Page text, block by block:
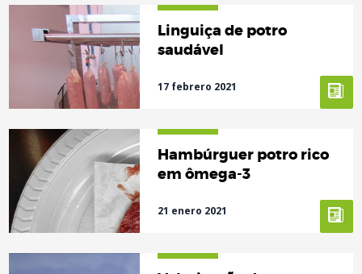
Linguiça de potro
saudável
17 febrero 2021
Hambúrguer potro rico
em ômega-3
21 enero 2021